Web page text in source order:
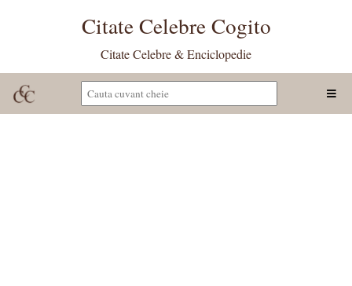
Citate Celebre Cogito
Citate Celebre & Enciclopedie